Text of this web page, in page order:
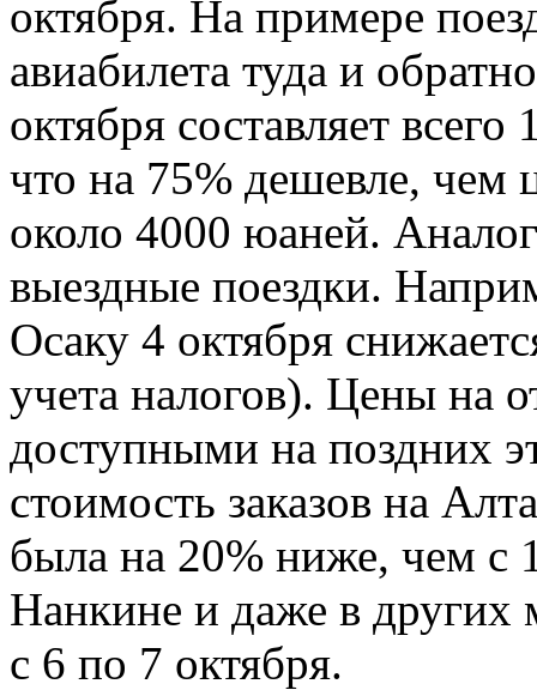
октября. На примере
авиабилета туда и
октября составляет
что на 75% дешевле, чем
около 4000 юаней.
выездные поездки.
Осаку 4 октября
учета налогов). Цены на
доступными на поздних
стоимость заказов на
была на 20% ниже, чем с
Нанкине и даже в других
с 6 по 7 октября.